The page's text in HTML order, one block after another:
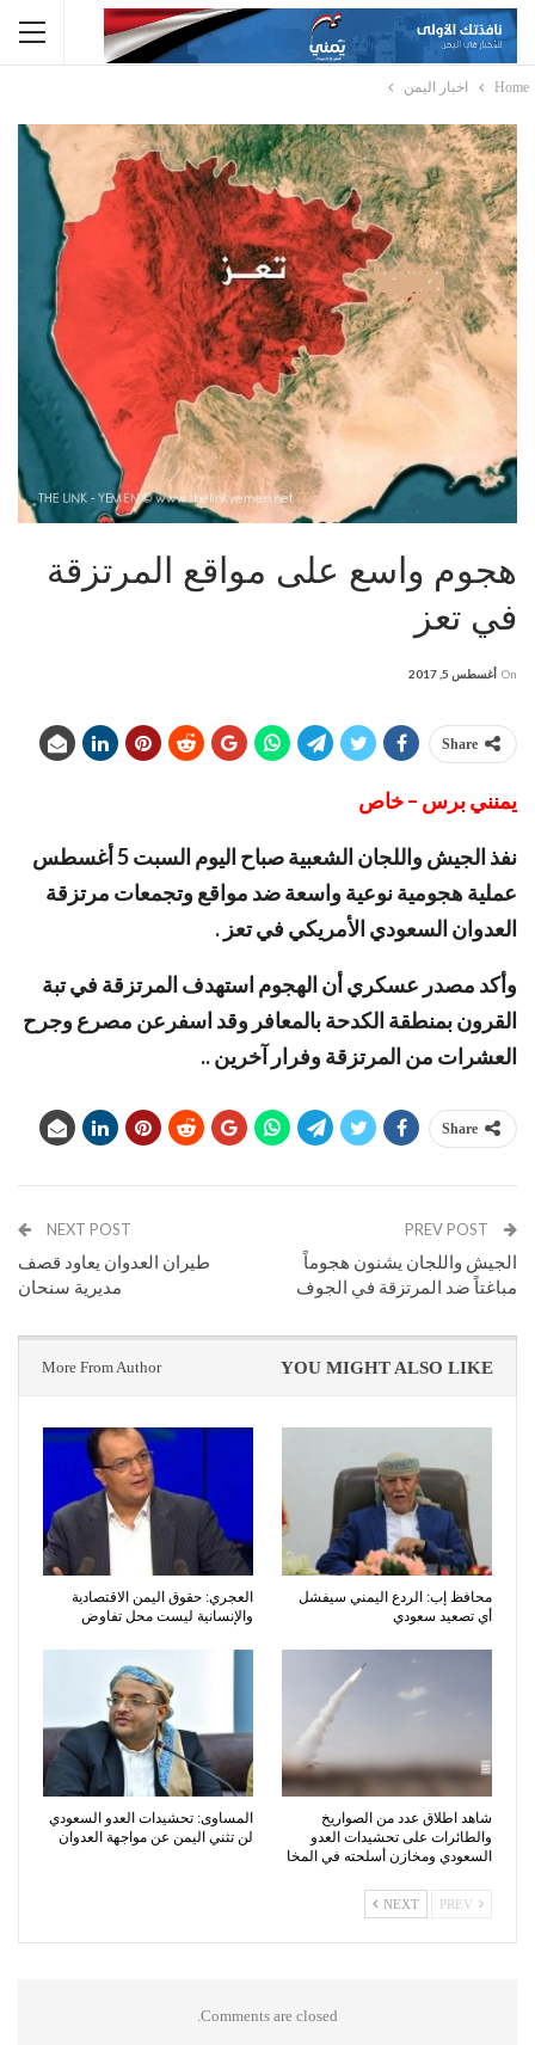
Home اخبار اليمن
هجوم واسع على مواقع المرتزقة
في تعز
On أغسطس 5, 2017
Share
يمنني برس – خاص
نفذ الجيش واللجان الشعبية صباح اليوم السبت 5 أغسطس
عملية هجومية نوعية واسعة ضد مواقع وتجمعات مرتزقة
العدوان السعودي الأمريكي في تعز .
وأكد مصدر عسكري أن الهجوم استهدف المرتزقة في تبة
القرون بمنطقة الكدحة بالمعافر وقد اسفرعن مصرع وجرح
العشرات من المرتزقة وفرار آخرين ..
Share
الجيش واللجان يشنون هجوماً
مباغتاً ضد المرتزقة في الجوف
NEXT POST
طيران العدوان يعاود قصف
مديرية سنحان
YOU MIGHT ALSO LIKE
More From Author
محافظ إب: الردع اليمني سيفشل
أي تصعيد سعودي
العجري: حقوق اليمن الاقتصادية
والإنسانية ليست محل تفاوض
شاهد اطلاق عدد من الصواريخ
والطائرات على تحشيدات العدو
السعودي ومخازن أسلحته في المخا
المساوى: تحشيدات العدو السعودي
لن تثني اليمن عن مواجهة العدوان
NEXT
Comments are closed.